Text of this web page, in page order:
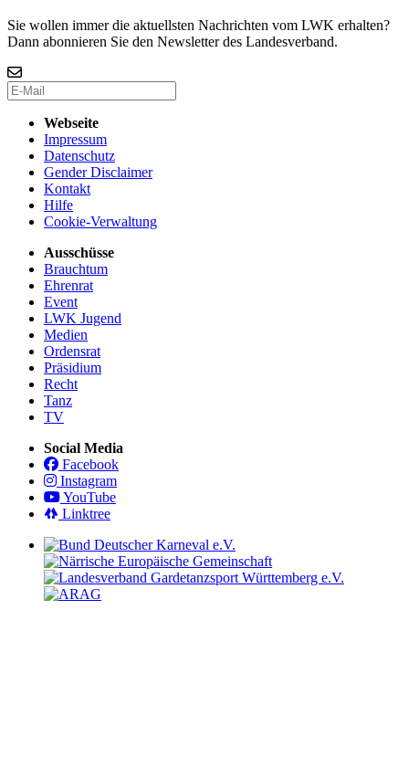
Sie wollen immer die aktuellsten Nachrichten vom LWK erhalten?
Dann abonnieren Sie den Newsletter des Landesverband.
Webseite
Impressum
Datenschutz
Gender Disclaimer
Kontakt
Hilfe
Cookie-Verwaltung
Ausschüsse
Brauchtum
Ehrenrat
Event
LWK Jugend
Medien
Ordensrat
Präsidium
Recht
Tanz
TV
Social Media
Facebook
Instagram
YouTube
Linktree